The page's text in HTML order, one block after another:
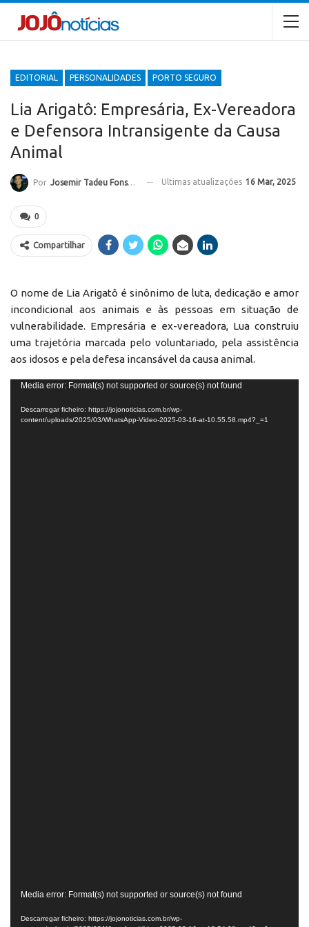
EDITORIAL PERSONALIDADES PORTO SEGURO
Lia Arigatô: Empresária, Ex-Vereadora
e Defensora Intransigente da Causa
Animal
Por Josemir Tadeu Fonseca Ultimas atualizações 16 Mar, 2025
0
Compartilhar
O nome de Lia Arigatô é sinônimo de luta, dedicação e amor
incondicional aos animais e às pessoas em situação de
vulnerabilidade. Empresária e ex-vereadora, Lua construiu
uma trajetória marcada pelo voluntariado, pela assistência
aos idosos e pela defesa incansável da causa animal.
Reprodutor
vídeo
Media error: Format(s) not supported or source(s) not found
Descarregar ficheiro: https://jojonoticias.com.br/wp-
content/uploads/2025/03/WhatsApp-Video-2025-03-16-at-10.55.58.mp4?_=1
Reprodutor
Media error: Format(s) not supported or source(s) not found
Descarregar ficheiro: https://jojonoticias.com.br/wp-